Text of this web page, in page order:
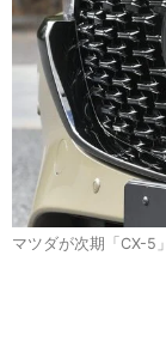
マツダが次期「CX-5